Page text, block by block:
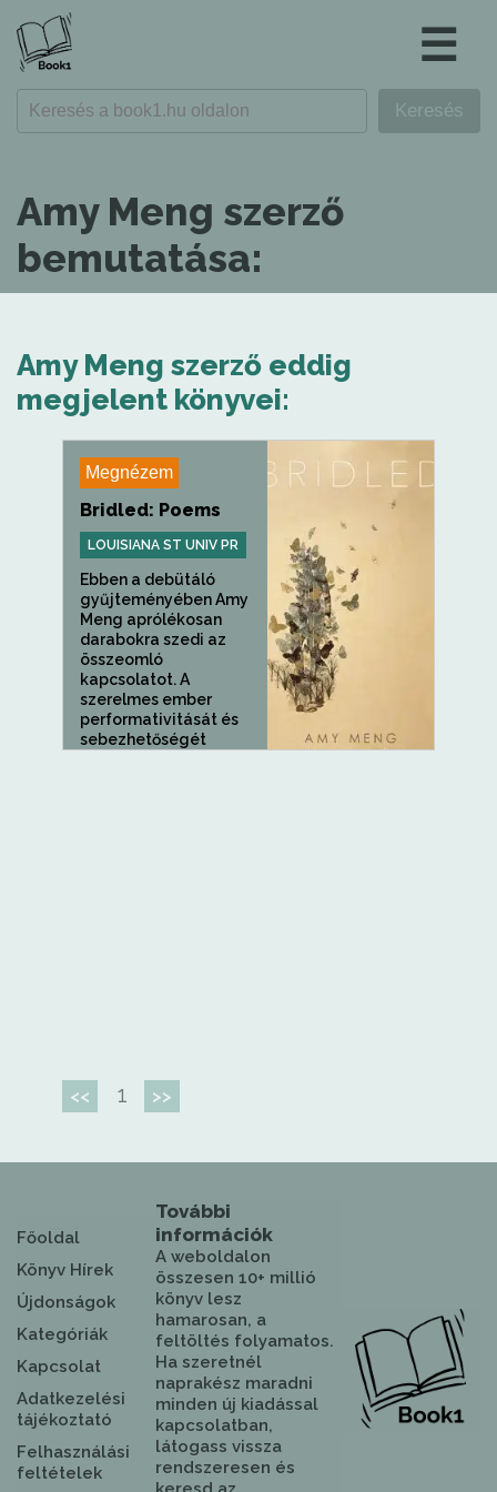
☰
Amy Meng szerző
bemutatása:
Amy Meng szerző eddig
megjelent könyvei:
Megnézem
Bridled: Poems
LOUISIANA ST UNIV PR
Ebben a debütáló
gyűjteményében Amy
Meng aprólékosan
darabokra szedi az
összeomló
kapcsolatot. A
szerelmes ember
performativitását és
sebezhetőségét
<< 1 >>
Főoldal
Könyv Hírek
Újdonságok
Kategóriák
Kapcsolat
Adatkezelési
tájékoztató
Felhasználási
feltételek
További
információk
A weboldalon
összesen 10+ millió
könyv lesz
hamarosan, a
feltöltés folyamatos.
Ha szeretnél
naprakész maradni
minden új kiadással
kapcsolatban,
látogass vissza
rendszeresen és